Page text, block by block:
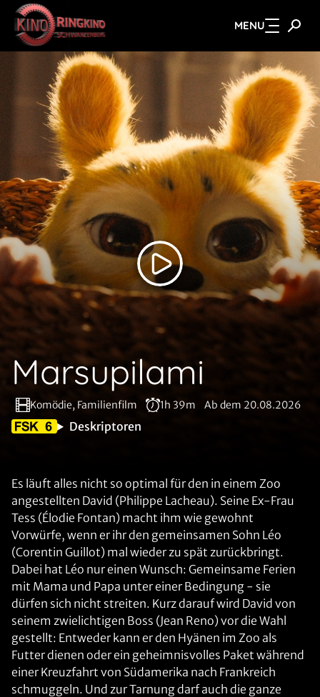
Zum Hauptinhalt springen MENU
Marsupilami
Komödie, Familienfilm 1h 39m Ab dem 20.08.2026
Deskriptoren
Es läuft alles nicht so optimal für den in einem Zoo
angestellten David (Philippe Lacheau). Seine Ex-Frau
Tess (Élodie Fontan) macht ihm wie gewohnt
Vorwürfe, wenn er ihr den gemeinsamen Sohn Léo
(Corentin Guillot) mal wieder zu spät zurückbringt.
Dabei hat Léo nur einen Wunsch: Gemeinsame Ferien
mit Mama und Papa unter einer Bedingung - sie
dürfen sich nicht streiten. Kurz darauf wird David von
seinem zwielichtigen Boss (Jean Reno) vor die Wahl
gestellt: Entweder kann er den Hyänen im Zoo als
Futter dienen oder ein geheimnisvolles Paket während
einer Kreuzfahrt von Südamerika nach Frankreich
schmuggeln. Und zur Tarnung darf auch die ganze